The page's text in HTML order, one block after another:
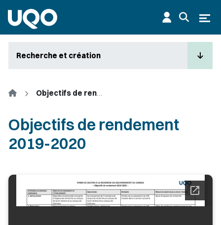
Recherche et création
Accueil Objectifs de rendement 2019-2020
Objectifs de rendement
2019-2020